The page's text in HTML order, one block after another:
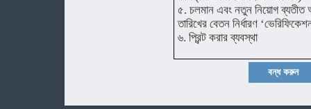
৫. চলমান এবং নতুন নিয়োগ ব্যতীত
তারিখের বেতন নির্ধারণ
৬. প্রিন্ট করার ব্যবস্থা